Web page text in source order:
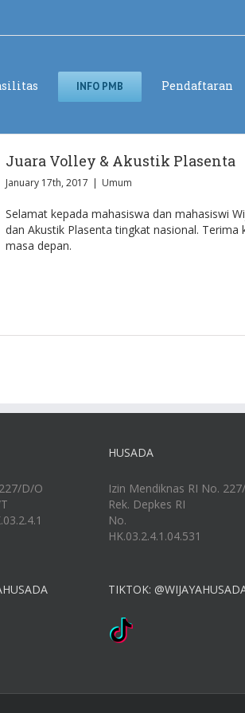
INFO PMB Pendaftaran
Juara Volley & Akustik Plasenta
January 17th, 2017 | Umum
Selamat kepada mahasiswa dan mahasiswi
dan Akustik Plasenta tingkat nasional.
masa depan.
D/O
HUSADA
Izin Mendiknas RI No.
Rek. Depkes RI
No.
HK.03.2.4.1.04.531
TIKTOK: